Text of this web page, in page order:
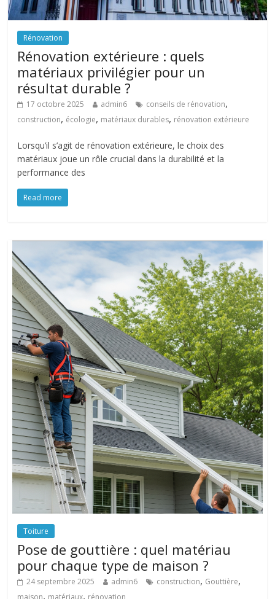
Rénovation
Rénovation extérieure : quels
matériaux privilégier pour un
résultat durable ?
17 octobre 2025 admin6 conseils de rénovation,
construction, écologie, matériaux durables, rénovation extérieure
Lorsqu’il s’agit de rénovation extérieure, le choix des
matériaux joue un rôle crucial dans la durabilité et la
performance des
Read more
Toiture
Pose de gouttière : quel matériau
pour chaque type de maison ?
24 septembre 2025 admin6 construction, Gouttière,
maison, matériaux, rénovation